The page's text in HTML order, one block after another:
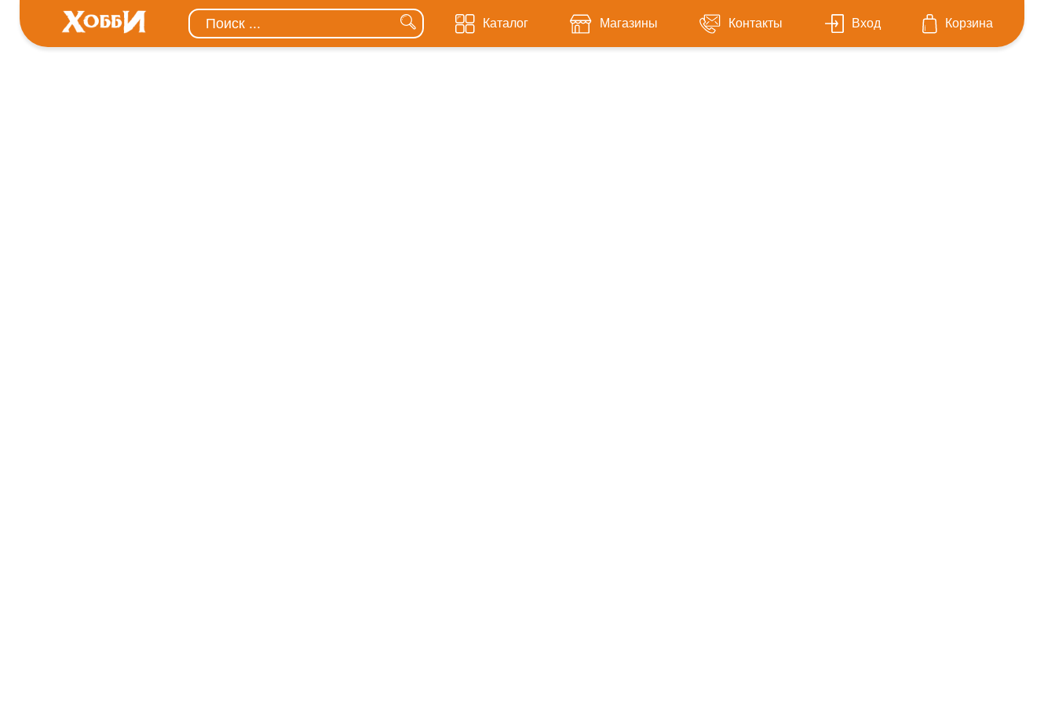
Каталог Магазины Контакты Вход Корзина